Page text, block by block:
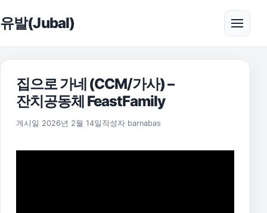
유발(Jubal) 메뉴
집으로 가네 (CCM/가사) –
잔치공동체 FeastFamily
게시일 2026년 2월 14일 작성자 barnabas